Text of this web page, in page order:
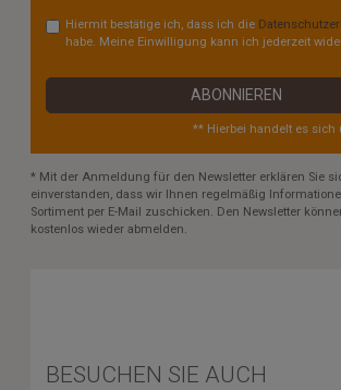
Hiermit bestätige ich, dass ich die
habe. Meine Einwilligung kann ich jederzeit
ABONNIEREN
** Hierbei handelt es sich
* Mit der Anmeldung für den Newsletter erklären Sie
einverstanden, dass wir Ihnen regelmäßig
Sortiment per E-Mail zuschicken. Den Newsletter
kostenlos wieder abmelden.
BESUCHEN SIE AUCH